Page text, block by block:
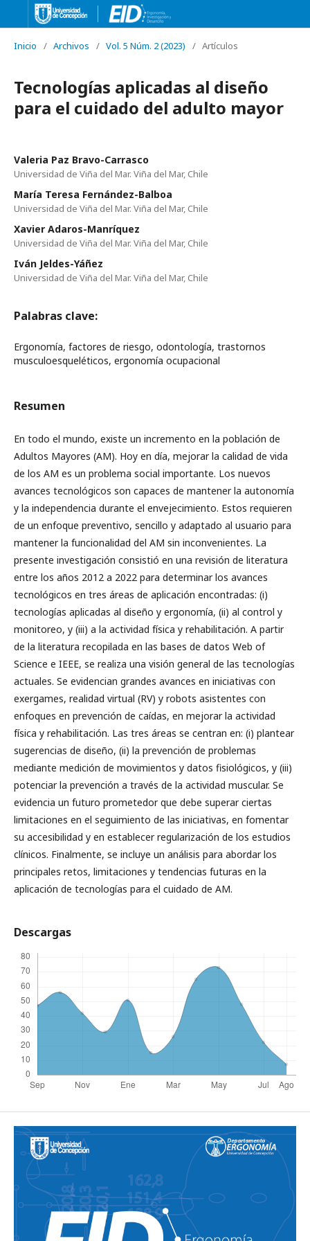
Inicio / Archivos / Vol. 5 Núm. 2 (2023) / Artículos
Tecnologías aplicadas al diseño
para el cuidado del adulto mayor
Valeria Paz Bravo-Carrasco
Universidad de Viña del Mar. Viña del Mar, Chile
María Teresa Fernández-Balboa
Universidad de Viña del Mar. Viña del Mar, Chile
Xavier Adaros-Manríquez
Universidad de Viña del Mar. Viña del Mar, Chile
Iván Jeldes-Yáñez
Universidad de Viña del Mar. Viña del Mar, Chile
Palabras clave:
Ergonomía, factores de riesgo, odontología, trastornos
musculoesqueléticos, ergonomía ocupacional
Resumen
En todo el mundo, existe un incremento en la población de
Adultos Mayores (AM). Hoy en día, mejorar la calidad de vida
de los AM es un problema social importante. Los nuevos
avances tecnológicos son capaces de mantener la autonomía
y la independencia durante el envejecimiento. Estos requieren
de un enfoque preventivo, sencillo y adaptado al usuario para
mantener la funcionalidad del AM sin inconvenientes. La
presente investigación consistió en una revisión de literatura
entre los años 2012 a 2022 para determinar los avances
tecnológicos en tres áreas de aplicación encontradas: (i)
tecnologías aplicadas al diseño y ergonomía, (ii) al control y
monitoreo, y (iii) a la actividad física y rehabilitación. A partir
de la literatura recopilada en las bases de datos Web of
Science e IEEE, se realiza una visión general de las tecnologías
actuales. Se evidencian grandes avances en iniciativas con
exergames, realidad virtual (RV) y robots asistentes con
enfoques en prevención de caídas, en mejorar la actividad
física y rehabilitación. Las tres áreas se centran en: (i) plantear
sugerencias de diseño, (ii) la prevención de problemas
mediante medición de movimientos y datos fisiológicos, y (iii)
potenciar la prevención a través de la actividad muscular. Se
evidencia un futuro prometedor que debe superar ciertas
limitaciones en el seguimiento de las iniciativas, en fomentar
su accesibilidad y en establecer regularización de los estudios
clínicos. Finalmente, se incluye un análisis para abordar los
principales retos, limitaciones y tendencias futuras en la
aplicación de tecnologías para el cuidado de AM.
Descargas